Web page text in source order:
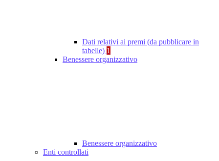
Dati relativi ai premi (da pubblicare in
tabelle) 1
Benessere organizzativo
Benessere organizzativo
Enti controllati